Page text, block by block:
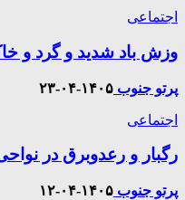
اجتماعی
وزش باد شدید و گرد و
پرتو جنوب ۱۴۰۵-۰۴-۲۳
اجتماعی
رگبار و رعدوبرق در
پرتو جنوب ۱۴۰۵-۰۴-۱۲